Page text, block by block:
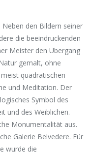
den Bildern seiner
die beeindruckenden
Meister den Übergang
gemalt, ohne
quadratischen
und Meditation. Der
Symbol des
und des Weiblichen.
Monumentalität aus.
Galerie Belvedere. Für
wurde die